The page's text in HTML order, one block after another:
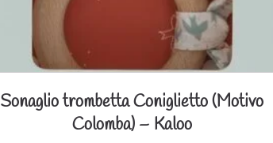
Sonaglio trombetta Coniglietto (Motivo
Colomba) – Kaloo